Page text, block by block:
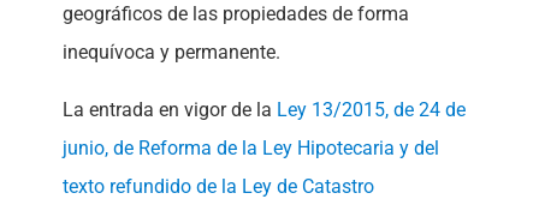
geográficos de las propiedades de forma
inequívoca y permanente.
La entrada en vigor de la Ley 13/2015, de 24 de
junio, de Reforma de la Ley Hipotecaria y del
texto refundido de la Ley de Catastro